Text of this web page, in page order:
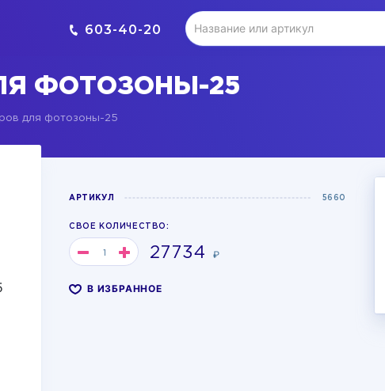
603-40-20
ФОТОЗОНЫ-25
для фотозоны-25
АРТИКУЛ 5660
СВОЕ КОЛИЧЕСТВО:
27734 ₽
В ИЗБРАННОЕ